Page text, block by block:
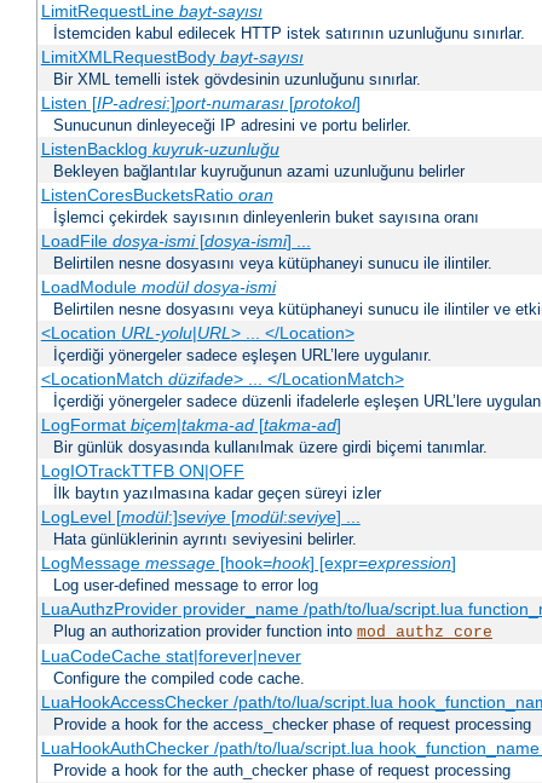
LimitRequestLine bayt-sayısı
İstemciden kabul edilecek HTTP istek satırının uzunluğunu sınırlar.
LimitXMLRequestBody bayt-sayısı
Bir XML temelli istek gövdesinin uzunluğunu sınırlar.
Listen [IP-adresi:]port-numarası[protokol]
Sunucunun dinleyeceği IP adresini ve portu belirler.
ListenBacklog kuyruk-uzunluğu
Bekleyen bağlantılar kuyruğunun azami uzunluğunu belirler
ListenCoresBucketsRatio oran
İşlemci çekirdek sayısının dinleyenlerin buket sayısına oranı
LoadFile dosya-ismi[dosya-ismi] ...
Belirtilen nesne dosyasını veya kütüphaneyi sunucu ile ilintiler.
LoadModule modül dosya-ismi
Belirtilen nesne dosyasını veya kütüphaneyi sunucu ile ilintiler ve
<Location URL-yolu|URL> ... </Location>
İçerdiği yönergeler sadece eşleşen URL’lere uygulanır.
<LocationMatch düzifade> ... </LocationMatch>
İçerdiği yönergeler sadece düzenli ifadelerle eşleşen URL’lere
LogFormat biçem|takma-ad[takma-ad]
Bir günlük dosyasında kullanılmak üzere girdi biçemi tanımlar.
LogIOTrackTTFB ON|OFF
İlk baytın yazılmasına kadar geçen süreyi izler
LogLevel [modül:]seviye[modül:seviye] ...
Hata günlüklerinin ayrıntı seviyesini belirler.
LogMessage message[hook=hook] [expr=expression]
Log user-defined message to error log
LuaAuthzProvider provider_name /path/to/lua/script.lua
Plug an authorization provider function into mod_authz_core
LuaCodeCache stat|forever|never
Configure the compiled code cache.
LuaHookAccessChecker /path/to/lua/script.lua
Provide a hook for the access_checker phase of request processing
LuaHookAuthChecker /path/to/lua/script.lua
Provide a hook for the auth_checker phase of request processing